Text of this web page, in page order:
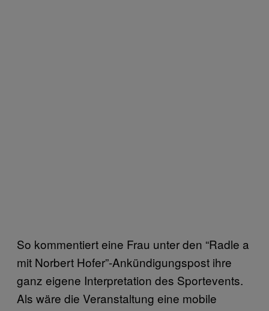
So kommentiert eine Frau unter den “Radle a
mit Norbert Hofer”-Ankündigungspost ihre
ganz eigene Interpretation des Sportevents.
Als wäre die Veranstaltung eine mobile